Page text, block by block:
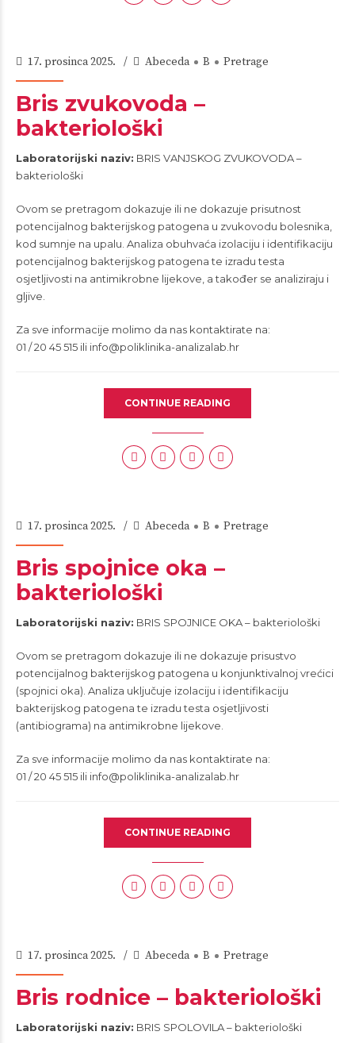
17. prosinca 2025. Abeceda B Pretrage
Bris zvukovoda –
bakteriološki
Laboratorijski naziv: BRIS VANJSKOG ZVUKOVODA –
bakteriološki
Ovom se pretragom dokazuje ili ne dokazuje prisutnost
potencijalnog bakterijskog patogena u zvukovodu bolesnika,
kod sumnje na upalu. Analiza obuhvaća izolaciju i identifikaciju
potencijalnog bakterijskog patogena te izradu testa
osjetljivosti na antimikrobne lijekove, a također se analiziraju i
gljive.
Za sve informacije molimo da nas kontaktirate na:
01 / 20 45 515 ili info@poliklinika-analizalab.hr
CONTINUE READING
17. prosinca 2025. Abeceda B Pretrage
Bris spojnice oka –
bakteriološki
Laboratorijski naziv: BRIS SPOJNICE OKA – bakteriološki
Ovom se pretragom dokazuje ili ne dokazuje prisustvo
potencijalnog bakterijskog patogena u konjunktivalnoj vrećici
(spojnici oka). Analiza uključuje izolaciju i identifikaciju
bakterijskog patogena te izradu testa osjetljivosti
(antibiograma) na antimikrobne lijekove.
Za sve informacije molimo da nas kontaktirate na:
01 / 20 45 515 ili info@poliklinika-analizalab.hr
CONTINUE READING
17. prosinca 2025. Abeceda B Pretrage
Bris rodnice – bakteriološki
Laboratorijski naziv: BRIS SPOLOVILA – bakteriološki